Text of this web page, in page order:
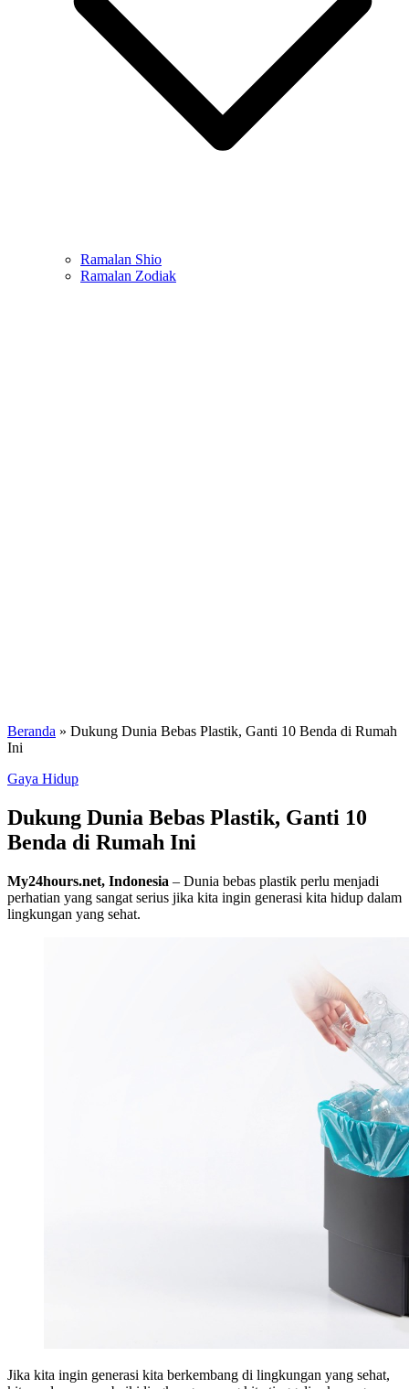
Ramalan Shio
Ramalan Zodiak
Beranda » Dukung Dunia Bebas Plastik, Ganti 10 Benda di Rumah
Ini
Gaya Hidup
Dukung Dunia Bebas Plastik, Ganti 10
Benda di Rumah Ini
My24hours.net, Indonesia – Dunia bebas plastik perlu menjadi
perhatian yang sangat serius jika kita ingin generasi kita hidup dalam
lingkungan yang sehat.
Jika kita ingin generasi kita berkembang di lingkungan yang sehat,